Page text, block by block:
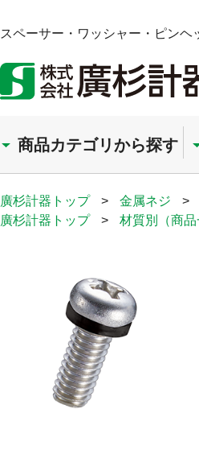
スペーサー・ワッシャー・ピンヘ
商品カテゴリから探す
廣杉計器トップ > 金属ネジ >
廣杉計器トップ
> 材質別（商品